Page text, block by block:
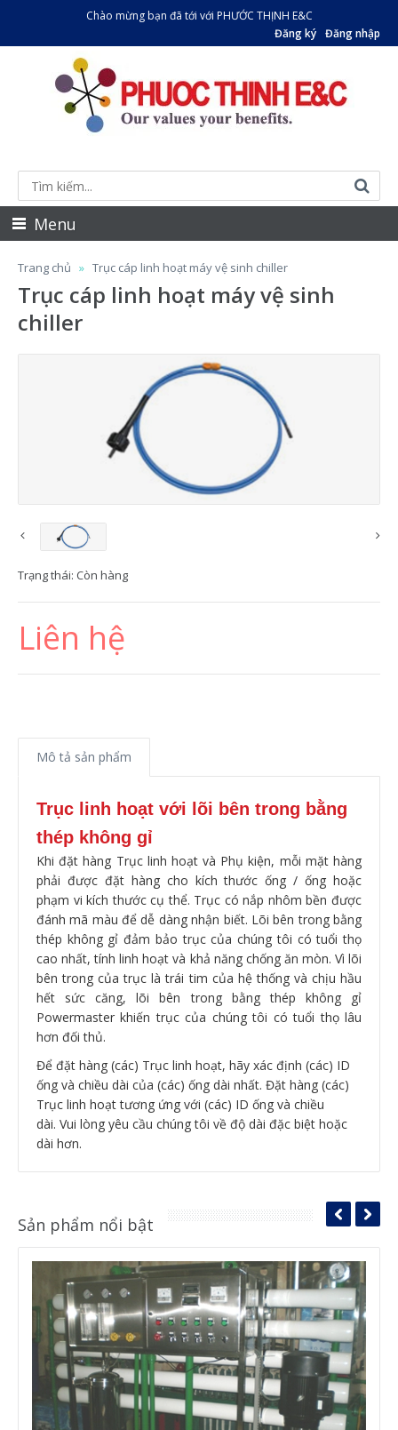
Chào mừng bạn đã tới với PHƯỚC THỊNH E&C
Đăng ký Đăng nhập
Menu
Trang chủ Trục cáp linh hoạt máy vệ sinh chiller
Trục cáp linh hoạt máy vệ sinh
chiller
Trạng thái: Còn hàng
Liên hệ
Mô tả sản phẩm
Trục linh hoạt với lõi bên trong bằng
thép không gỉ
Khi đặt hàng Trục linh hoạt và Phụ kiện, mỗi mặt hàng
phải được đặt hàng cho kích thước ống / ống hoặc
phạm vi kích thước cụ thể. Trục có nắp nhôm bền được
đánh mã màu để dễ dàng nhận biết. Lõi bên trong bằng
thép không gỉ đảm bảo trục của chúng tôi có tuổi thọ
cao nhất, tính linh hoạt và khả năng chống ăn mòn. Vì lõi
bên trong của trục là trái tim của hệ thống và chịu hầu
hết sức căng, lõi bên trong bằng thép không gỉ
Powermaster khiến trục của chúng tôi có tuổi thọ lâu
hơn đối thủ.
Để đặt hàng (các) Trục linh hoạt, hãy xác định (các) ID
ống và chiều dài của (các) ống dài nhất. Đặt hàng (các)
Trục linh hoạt tương ứng với (các) ID ống và chiều
dài. Vui lòng yêu cầu chúng tôi về độ dài đặc biệt hoặc
dài hơn.
Sản phẩm nổi bật